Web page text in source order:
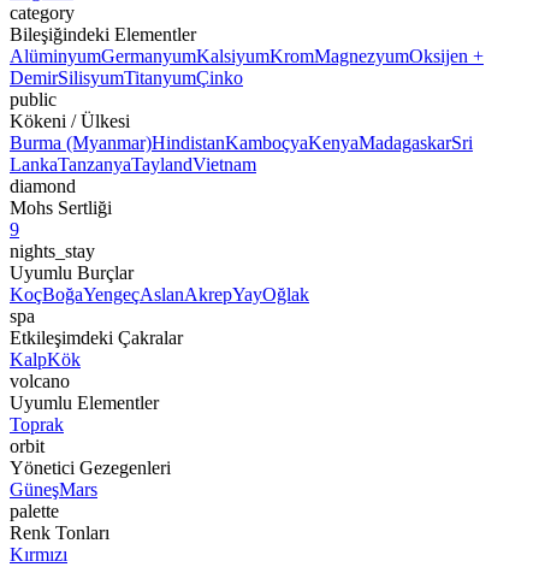
category
Bileşiğindeki Elementler
AlüminyumGermanyumKalsiyumKromMagnezyumOksijen +
DemirSilisyumTitanyumÇinko
public
Kökeni / Ülkesi
Burma (Myanmar)HindistanKamboçyaKenyaMadagaskarSri
LankaTanzanyaTaylandVietnam
diamond
Mohs Sertliği
9
nights_stay
Uyumlu Burçlar
KoçBoğaYengeçAslanAkrepYayOğlak
spa
Etkileşimdeki Çakralar
KalpKök
volcano
Uyumlu Elementler
Toprak
orbit
Yönetici Gezegenleri
GüneşMars
palette
Renk Tonları
Kırmızı